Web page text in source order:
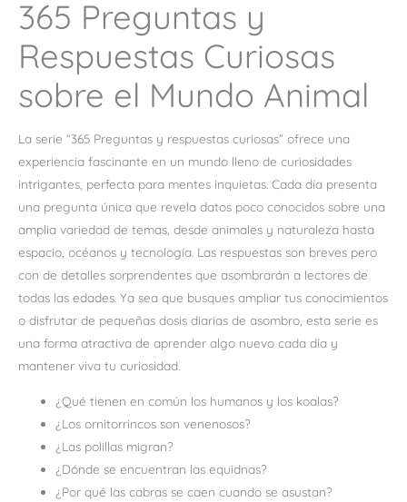
365 Preguntas y
Respuestas Curiosas
sobre el Mundo Animal
La serie “365 Preguntas y respuestas curiosas” ofrece una
experiencia fascinante en un mundo lleno de curiosidades
intrigantes, perfecta para mentes inquietas. Cada día presenta
una pregunta única que revela datos poco conocidos sobre una
amplia variedad de temas, desde animales y naturaleza hasta
espacio, océanos y tecnología. Las respuestas son breves pero
con de detalles sorprendentes que asombrarán a lectores de
todas las edades. Ya sea que busques ampliar tus conocimientos
o disfrutar de pequeñas dosis diarias de asombro, esta serie es
una forma atractiva de aprender algo nuevo cada día y
mantener viva tu curiosidad.
¿Qué tienen en común los humanos y los koalas?
¿Los ornitorrincos son venenosos?
¿Las polillas migran?
¿Dónde se encuentran las equidnas?
¿Por qué las cabras se caen cuando se asustan?